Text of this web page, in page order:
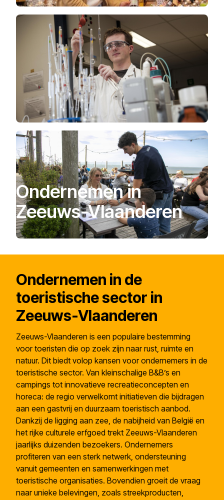
Ondernemen in
Zeeuws-Vlaanderen
Ondernemen in de
toeristische sector in
Zeeuws-Vlaanderen
Zeeuws-Vlaanderen is een populaire bestemming
voor toeristen die op zoek zijn naar rust, ruimte en
natuur. Dit biedt volop kansen voor ondernemers in de
toeristische sector. Van kleinschalige B&B’s en
campings tot innovatieve recreatieconcepten en
horeca: de regio verwelkomt initiatieven die bijdragen
aan een gastvrij en duurzaam toeristisch aanbod.
Dankzij de ligging aan zee, de nabijheid van België en
het rijke culturele erfgoed trekt Zeeuws-Vlaanderen
jaarlijks duizenden bezoekers. Ondernemers
profiteren van een sterk netwerk, ondersteuning
vanuit gemeenten en samenwerkingen met
toeristische organisaties. Bovendien groeit de vraag
naar unieke belevingen, zoals streekproducten,